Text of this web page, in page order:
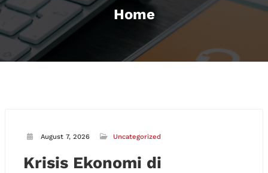
Home
August 7, 2026 Uncategorized
Krisis Ekonomi di